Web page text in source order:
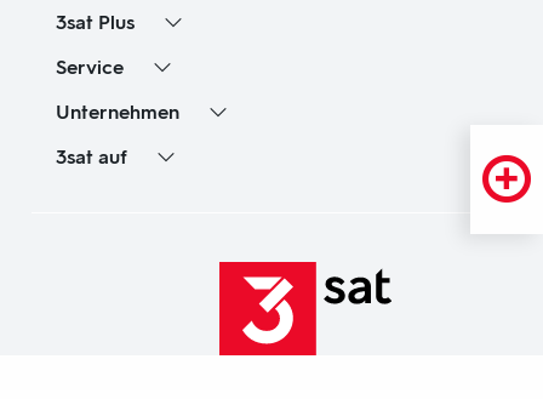
3sat Plus
Service
Unternehmen
3sat auf